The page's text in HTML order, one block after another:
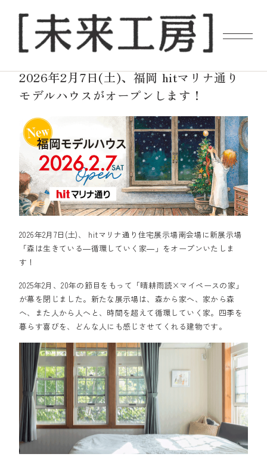
2026年2月7日(土)、福岡 hitマリナ通り
モデルハウスがオープンします！
2026年2月7日(土)、 hitマリナ通り住宅展示場南会場に新展示場
「森は生きている―循環していく家―」をオープンいたしま
す！
2025年2月、20年の節目をもって「晴耕雨読×マイペースの家」
が幕を閉じました。新たな展示場は、森から家へ、家から森
へ、また人から人へと、時間を超えて循環していく家。四季を
暮らす喜びを、どんな人にも感じさせてくれる建物です。